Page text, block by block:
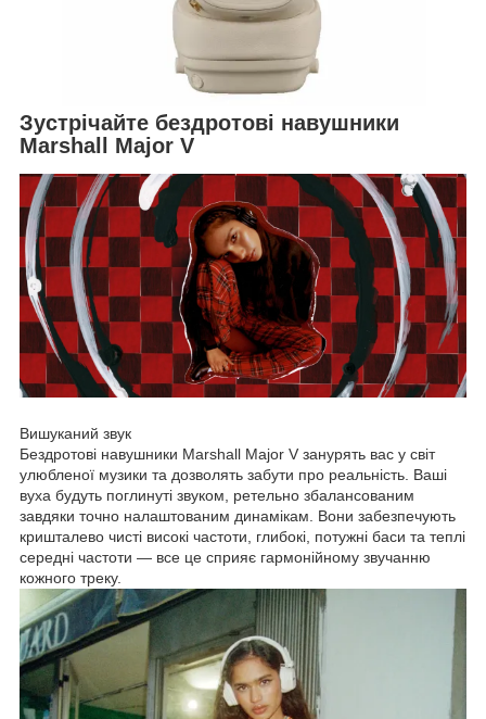
Зустрічайте бездротові навушники
Marshall Major V
Вишуканий звук
Бездротові навушники Marshall Major V занурять вас у світ
улюбленої музики та дозволять забути про реальність. Ваші
вуха будуть поглинуті звуком, ретельно збалансованим
завдяки точно налаштованим динамікам. Вони забезпечують
кришталево чисті високі частоти, глибокі, потужні баси та теплі
середні частоти — все це сприяє гармонійному звучанню
кожного треку.